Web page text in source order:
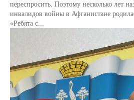
переспросить. Поэтому несколько лет
инвалидов войны в Афганистане
«Ребята с...